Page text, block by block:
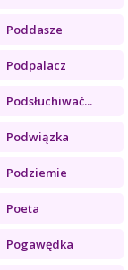
Poddasze
Podpalacz
Podsłuchiwać...
Podwiązka
Podziemie
Poeta
Pogawędka